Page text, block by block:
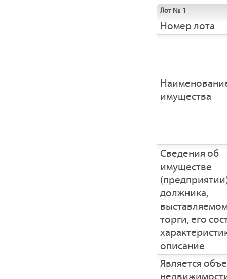
Лот № 1
Номер лота
имущества
Cведения об
имуществе
должника,
торги, его
описание
Является